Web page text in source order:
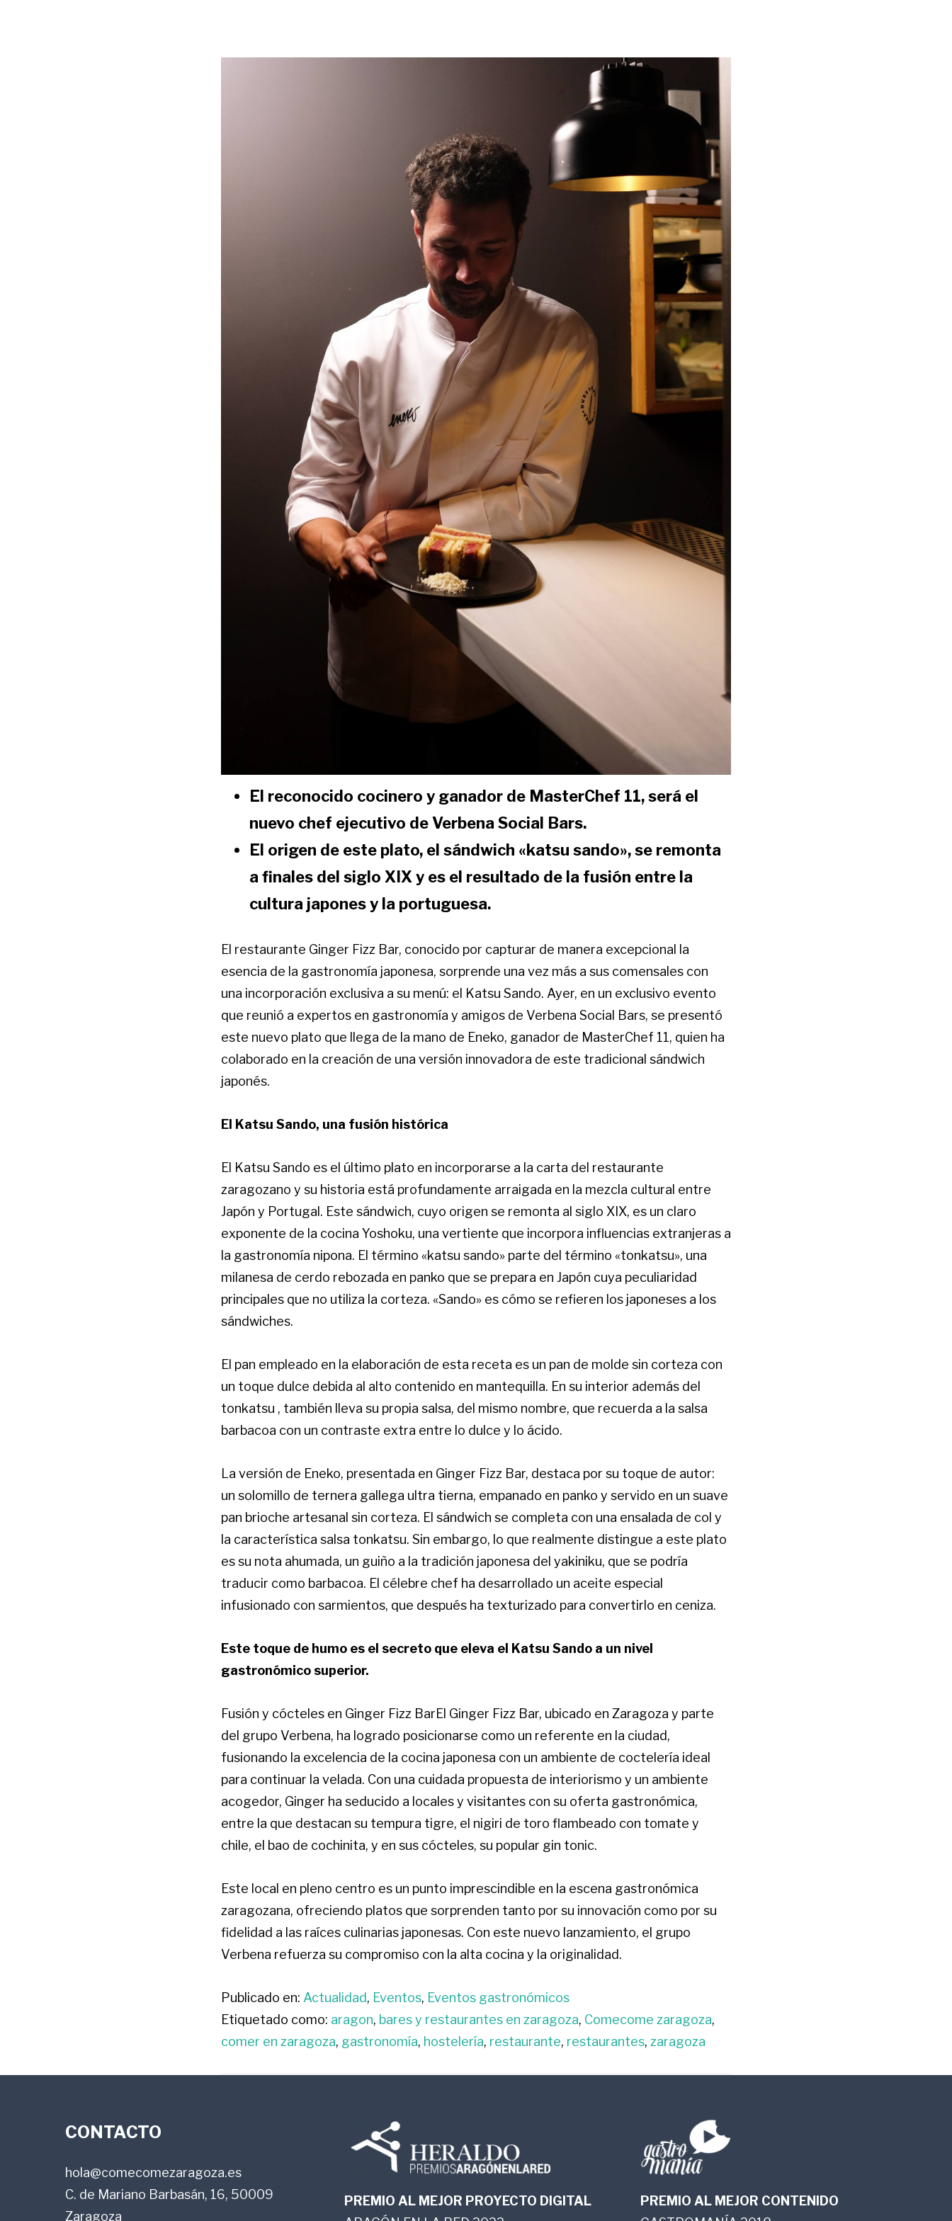
El reconocido cocinero y ganador de MasterChef 11, será el
nuevo chef ejecutivo de Verbena Social Bars.
El origen de este plato, el sándwich «katsu sando», se remonta
a finales del siglo XIX y es el resultado de la fusión entre la
cultura japones y la portuguesa.
El restaurante Ginger Fizz Bar, conocido por capturar de manera excepcional la
esencia de la gastronomía japonesa, sorprende una vez más a sus comensales con
una incorporación exclusiva a su menú: el Katsu Sando. Ayer, en un exclusivo evento
que reunió a expertos en gastronomía y amigos de Verbena Social Bars, se presentó
este nuevo plato que llega de la mano de Eneko, ganador de MasterChef 11, quien ha
colaborado en la creación de una versión innovadora de este tradicional sándwich
japonés.
El Katsu Sando, una fusión histórica
El Katsu Sando es el último plato en incorporarse a la carta del restaurante
zaragozano y su historia está profundamente arraigada en la mezcla cultural entre
Japón y Portugal. Este sándwich, cuyo origen se remonta al siglo XIX, es un claro
exponente de la cocina Yoshoku, una vertiente que incorpora influencias extranjeras a
la gastronomía nipona. El término «katsu sando» parte del término «tonkatsu», una
milanesa de cerdo rebozada en panko que se prepara en Japón cuya peculiaridad
principales que no utiliza la corteza. «Sando» es cómo se refieren los japoneses a los
sándwiches.
El pan empleado en la elaboración de esta receta es un pan de molde sin corteza con
un toque dulce debida al alto contenido en mantequilla. En su interior además del
tonkatsu , también lleva su propia salsa, del mismo nombre, que recuerda a la salsa
barbacoa con un contraste extra entre lo dulce y lo ácido.
La versión de Eneko, presentada en Ginger Fizz Bar, destaca por su toque de autor:
un solomillo de ternera gallega ultra tierna, empanado en panko y servido en un suave
pan brioche artesanal sin corteza. El sándwich se completa con una ensalada de col y
la característica salsa tonkatsu. Sin embargo, lo que realmente distingue a este plato
es su nota ahumada, un guiño a la tradición japonesa del yakiniku, que se podría
traducir como barbacoa. El célebre chef ha desarrollado un aceite especial
infusionado con sarmientos, que después ha texturizado para convertirlo en ceniza.
Este toque de humo es el secreto que eleva el Katsu Sando a un nivel
gastronómico superior.
Fusión y cócteles en Ginger Fizz BarEl Ginger Fizz Bar, ubicado en Zaragoza y parte
del grupo Verbena, ha logrado posicionarse como un referente en la ciudad,
fusionando la excelencia de la cocina japonesa con un ambiente de coctelería ideal
para continuar la velada. Con una cuidada propuesta de interiorismo y un ambiente
acogedor, Ginger ha seducido a locales y visitantes con su oferta gastronómica,
entre la que destacan su tempura tigre, el nigiri de toro flambeado con tomate y
chile, el bao de cochinita, y en sus cócteles, su popular gin tonic.
Este local en pleno centro es un punto imprescindible en la escena gastronómica
zaragozana, ofreciendo platos que sorprenden tanto por su innovación como por su
fidelidad a las raíces culinarias japonesas. Con este nuevo lanzamiento, el grupo
Verbena refuerza su compromiso con la alta cocina y la originalidad.
Publicado en: Actualidad, Eventos, Eventos gastronómicos
Etiquetado como: aragon, bares y restaurantes en zaragoza, Comecome zaragoza,
comer en zaragoza, gastronomía, hostelería, restaurante, restaurantes, zaragoza
CONTACTO
hola@comecomezaragoza.es
C. de Mariano Barbasán, 16, 50009
Zaragoza
PREMIO AL MEJOR PROYECTO DIGITAL
PREMIO AL MEJOR CONTENIDO